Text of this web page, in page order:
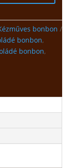
bonbon
bonbon,
bonbon,